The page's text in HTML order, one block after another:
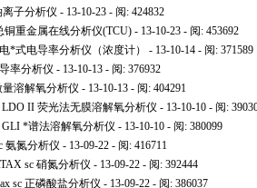
离子分析仪 - 13-10-23 - 阅: 424832
铜重金属在线分析仪(TCU) - 13-10-23 - 阅: 453692
*式电导率分析仪（浓度计）
- 13-10-14 - 阅: 371589
率分析仪 - 13-10-13 - 阅: 376932
量溶解氧分析仪 - 13-10-13 - 阅: 404291
II 荧光法无膜溶解氧分析仪 - 13-10-10 - 阅:
*谱法溶解氧分析仪 - 13-10-10 - 阅: 380099
氨氮分析仪 - 13-09-22 - 阅: 416711
sc 硝氮分析仪 - 13-09-22 - 阅: 392444
sc 正磷酸盐分析仪 - 13-09-22 - 阅: 386037